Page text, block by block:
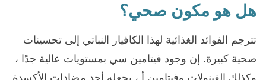
هل هو مكون صحي؟
تترجم الفوائد الغذائية لهذا الكافيار النباتي إلى تحسينات
صحية كبيرة. إن وجود فيتامين سي بمستويات عالية جدًا ،
وكذلك الفينولات وفيتامين أ ، يجعله أحد مضادات الأكسدة